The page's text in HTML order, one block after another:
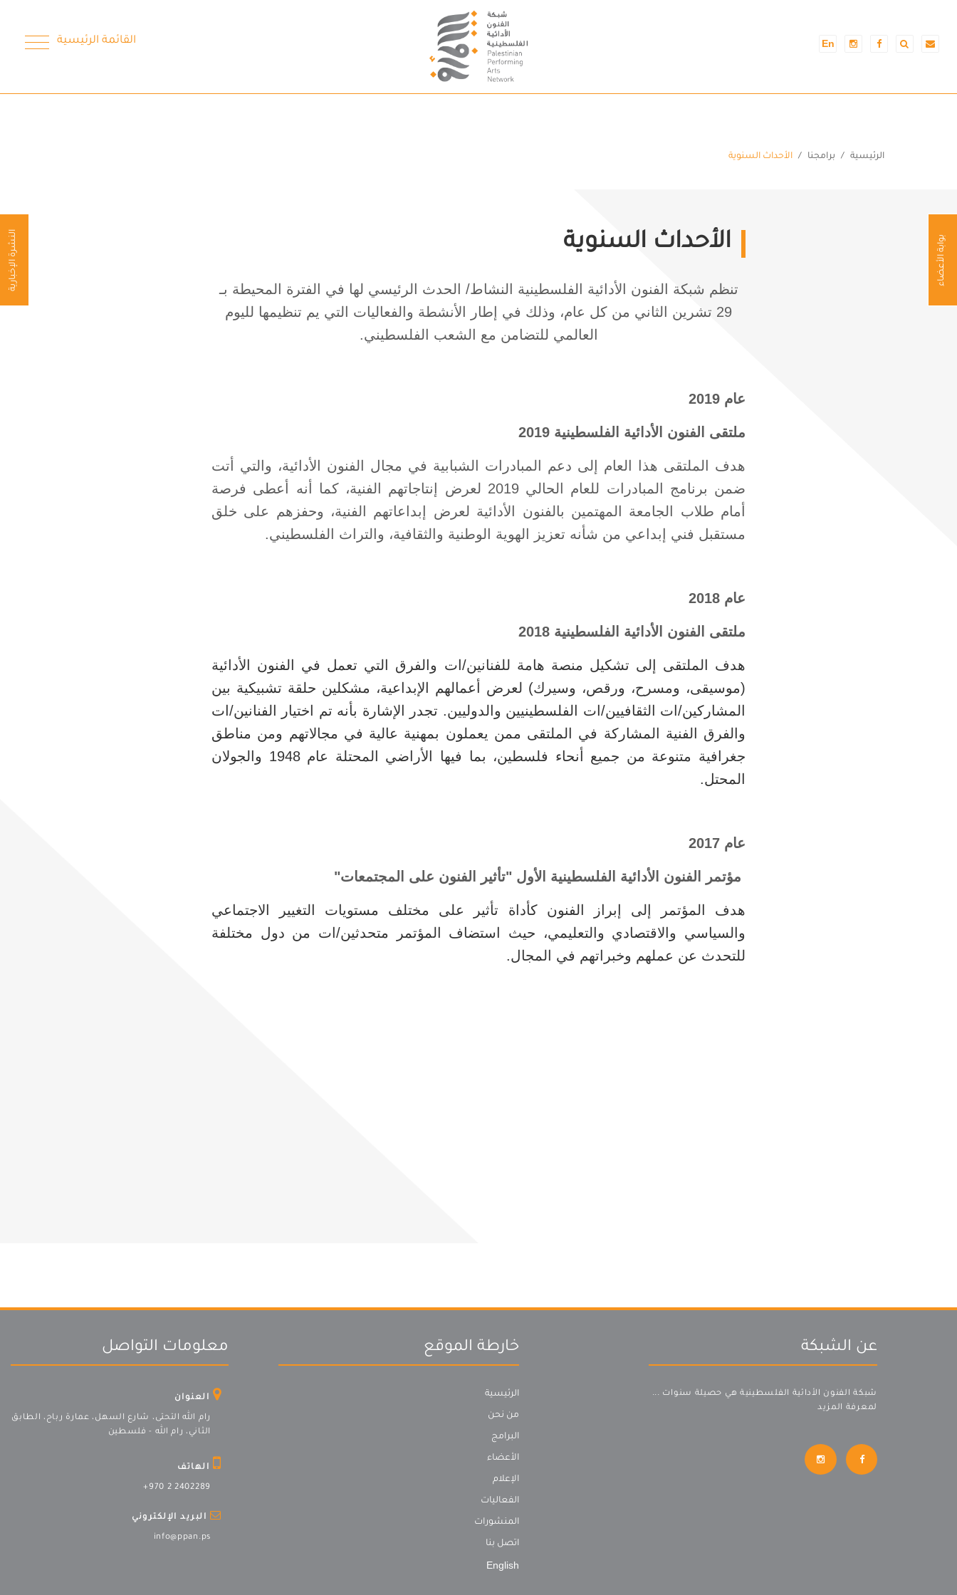
بوابة الأعضاء النشرة الإخبارية
En القائمة الرئيسية
الرئيسية برامجنا الأحداث السنوية
الأحداث السنوية
تنظم شبكة الفنون الأدائية الفلسطينية النشاط/ الحدث الرئيسي لها في الفترة المحيطة بـ
29 تشرين الثاني من كل عام، وذلك في إطار الأنشطة والفعاليات التي يم تنظيمها لليوم
العالمي للتضامن مع الشعب الفلسطيني.
عام 2019
ملتقى الفنون الأدائية الفلسطينية 2019
هدف الملتقى هذا العام إلى دعم المبادرات الشبابية في مجال الفنون الأدائية، والتي أتت
ضمن برنامج المبادرات للعام الحالي 2019 لعرض إنتاجاتهم الفنية، كما أنه أعطى فرصة
أمام طلاب الجامعة المهتمين بالفنون الأدائية لعرض إبداعاتهم الفنية، وحفزهم على خلق
مستقبل فني إبداعي من شأنه تعزيز الهوية الوطنية والثقافية، والتراث الفلسطيني.
عام 2018
ملتقى الفنون الأدائية الفلسطينية 2018
هدف الملتقى إلى تشكيل منصة هامة للفنانين/ات والفرق التي تعمل في الفنون الأدائية
(موسيقى، ومسرح، ورقص، وسيرك) لعرض أعمالهم الإبداعية، مشكلين حلقة تشبيكية بين
المشاركين/ات الثقافيين/ات الفلسطينيين والدوليين. تجدر الإشارة بأنه تم اختيار الفنانين/ات
والفرق الفنية المشاركة في الملتقى ممن يعملون بمهنية عالية في مجالاتهم ومن مناطق
جغرافية متنوعة من جميع أنحاء فلسطين، بما فيها الأراضي المحتلة عام 1948 والجولان
المحتل.
عام 2017
مؤتمر الفنون الأدائية الفلسطينية الأول "تأثير الفنون على المجتمعات"
هدف المؤتمر إلى إبراز الفنون كأداة تأثير على مختلف مستويات التغيير الاجتماعي
والسياسي والاقتصادي والتعليمي، حيث استضاف المؤتمر متحدثين/ات من دول مختلفة
للتحدث عن عملهم وخبراتهم في المجال.
عن الشبكة
شبكة الفنون الأدائية الفلسطينية هي حصيلة سنوات ...
لمعرفة المزيد
خارطة الموقع
الرئيسية
من نحن
البرامج
الأعضاء
الإعلام
الفعاليات
المنشورات
اتصل بنا
English
معلومات التواصل
العنوان
رام الله التحتى، شارع السهل، عمارة رباح، الطابق
الثاني، رام الله - فلسطين
الهاتف
+970 2 2402289
البريد الإلكتروني
info@ppan.ps